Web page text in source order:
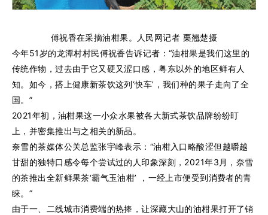
傅祝香在采摘油柑果。人民网记者 栗翘楚摄
今年51岁的龙潭村村民傅祝香告诉记者：“油柑果是我们这里的
传统作物，过去由于它又硬又涩口感，粤东以外的地区鲜有人
知。如今，搭上健康新茶饮这列‘快车’，我们种的果子走向了全
国。”
2021年初，油柑果这一小众水果被各大新式茶饮品牌纷纷盯
上，并密集推出与之相关的新品。
奈雪的茶媒体公关总监张宇峰表示：“油柑入口略酸涩但越嚼越
甘甜的独特口感令每个尝试过的人印象深刻，2021年3月，奈雪
的茶推出全新鲜果茶‘霸气玉油柑’ ，一经上市便受到消费者的青
睐。”
由于一、二线城市消费端的热捧，让深藏大山的油柑果打开了销